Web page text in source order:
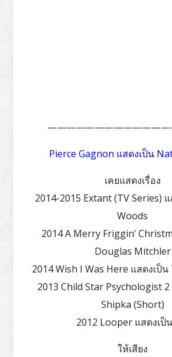
Pierce Gagnon แสดงเป็น
เคยแสดงเรื่อง
2014-2015 Extant (TV Series)
Woods
2014 A Merry Friggin’
Douglas Mitchler
2014 Wish I Was Here แสดงเป็
2013 Child Star Psychologist
Shipka (Short)
2012 Looper แสดงเป็
ให้เสียง